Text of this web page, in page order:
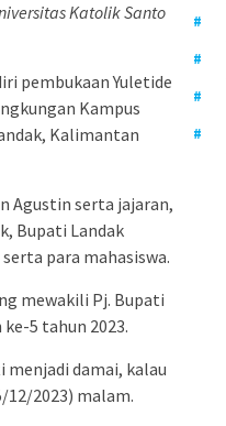
Katolik Santo
pembukaan Yuletide
Kampus
Kalimantan
Agustin serta jajaran,
Bupati Landak
para mahasiswa.
mewakili Pj. Bupati
5 tahun 2023.
menjadi damai, kalau
12/2023) malam.